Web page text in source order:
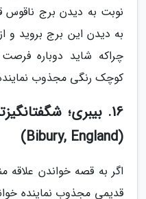
نوبت به دیدن برج
به دیدن این برج بروید و
چراکه شاید دوباره
کوچک رنگی مجذوب
16. بیبری؛
(Bibury, England)
اگر به قصه خواندن علاقه
قدیمی مجذوب نماینده